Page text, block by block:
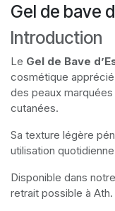
Gel de bave
Introduction
Le Gel de Bave
cosmétique
des peaux
cutanées.
Sa texture légère
utilisation
Disponible dans notre
retrait possible à Ath.